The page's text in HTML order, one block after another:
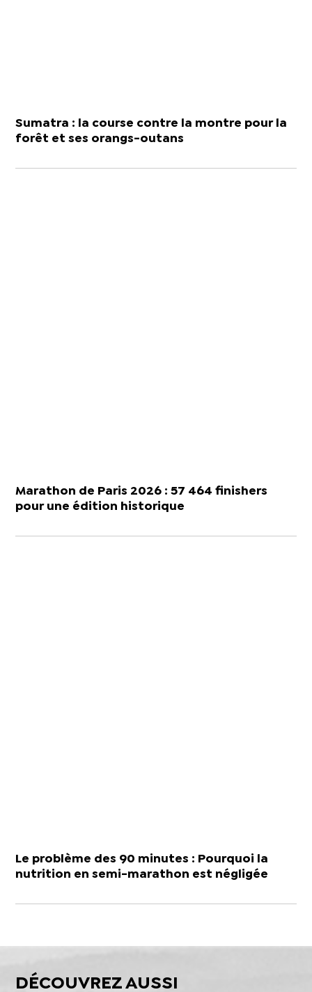
Sumatra : la course contre la montre pour la
forêt et ses orangs-outans
Marathon de Paris 2026 : 57 464 finishers
pour une édition historique
Le problème des 90 minutes : Pourquoi la
nutrition en semi-marathon est négligée
DÉCOUVREZ AUSSI